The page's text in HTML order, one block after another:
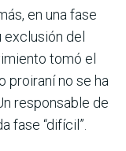
en una fase
del
tomó el
proiraní no se ha
responsable de
fase “difícil”.